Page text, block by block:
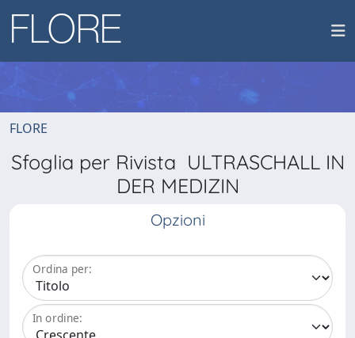
FLORE
Sfoglia per Rivista ULTRASCHALL IN
DER MEDIZIN
Opzioni
Ordina per:
In ordine: